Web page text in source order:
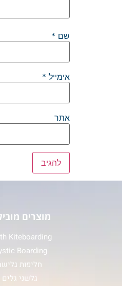
שם *
אימייל *
אתר
מוצרים
Kiteboarding
Boarding
חליפות
גלשני גלים